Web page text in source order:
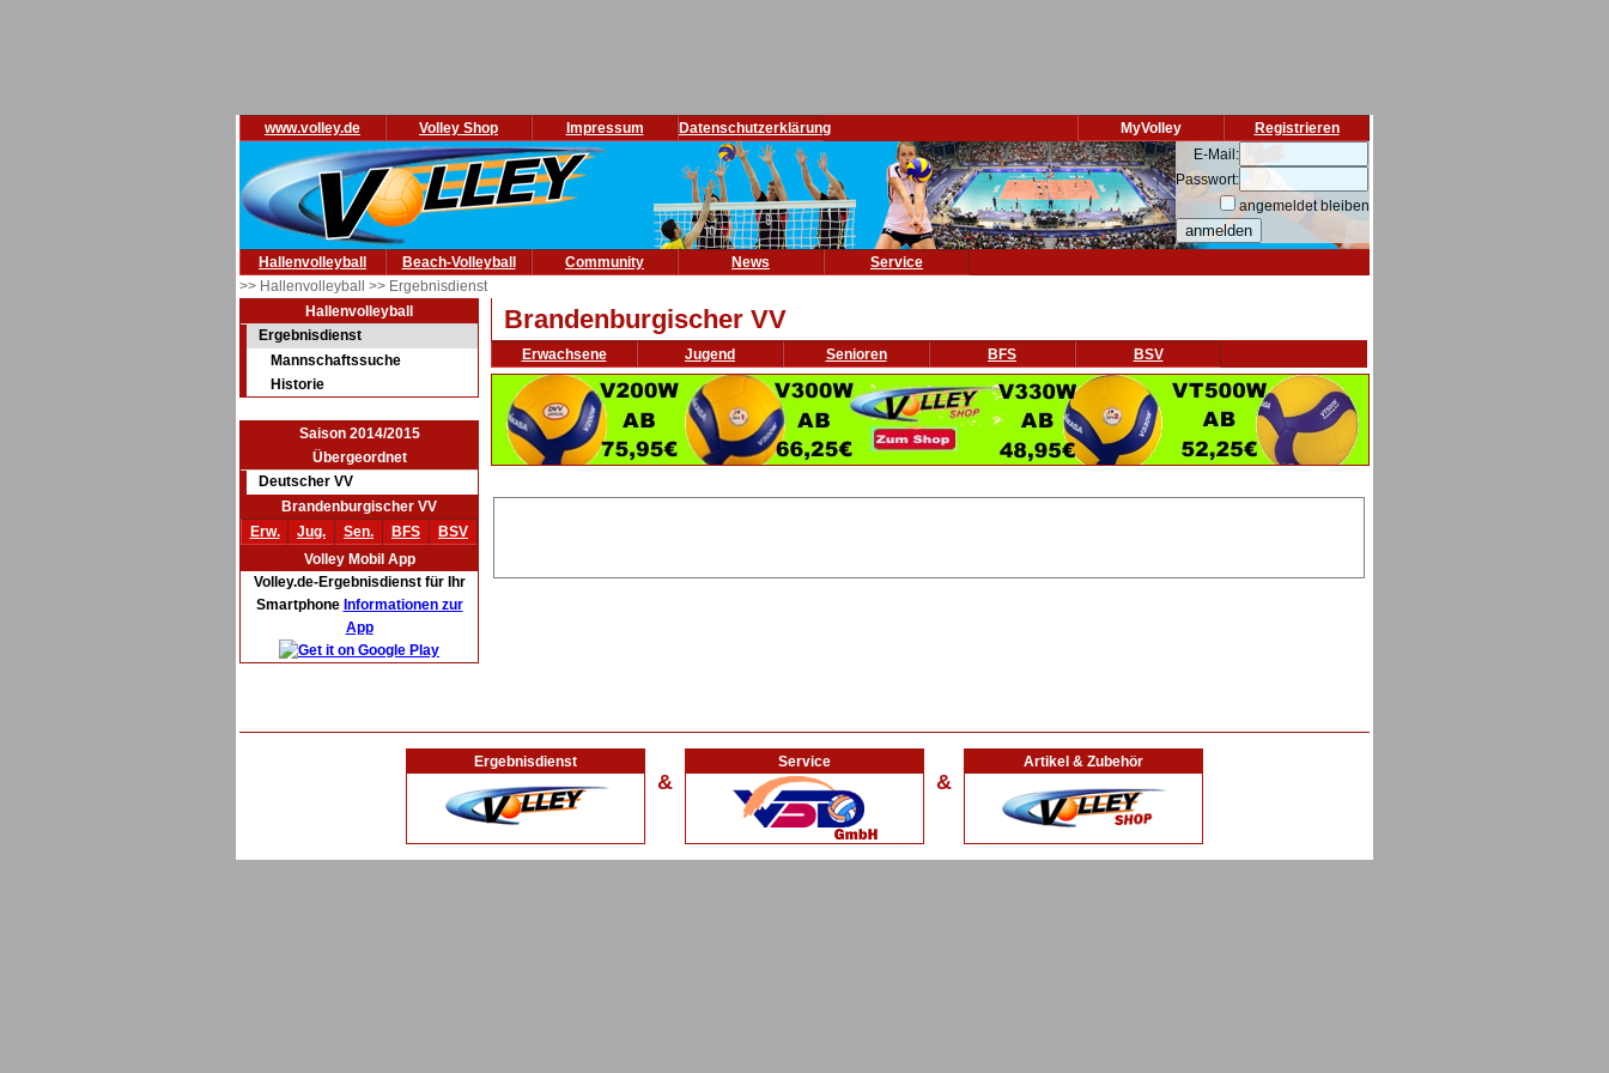
www.volley.de Volley Shop Impressum Datenschutzerklärung Registrieren
MyVolley
E-Mail:
Passwort:
angemeldet bleiben
Hallenvolleyball Beach-Volleyball Community News
Service
>> Hallenvolleyball >> Ergebnisdienst
Hallenvolleyball
Ergebnisdienst
Mannschaftssuche
Historie
Saison 2014/2015
Übergeordnet
Deutscher VV
Brandenburgischer VV
Erw.
Jug. Sen. BFS
BSV
Volley Mobil App
Volley.de-Ergebnisdienst für Ihr
Smartphone Informationen zur
App
Brandenburgischer VV
Erwachsene Jugend Senioren BFS BSV
Ergebnisdienst
&
Service
&
Artikel & Zubehör